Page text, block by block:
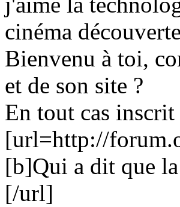
cinéma découverte
Bienvenu à toi,
et de son site ?
En tout cas
[url=http://
[b]Qui a dit que
[/url]